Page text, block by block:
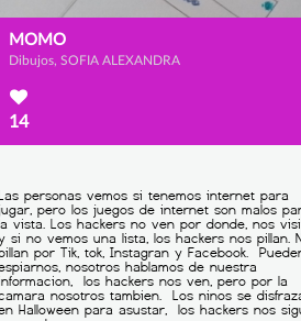
MOMO
Dibujos, SOFIA ALEXANDRA
14